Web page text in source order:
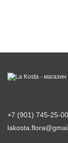
+7 (901) 745-25-00